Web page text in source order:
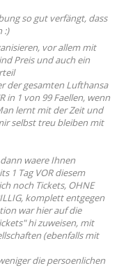
so gut verfängt, dass
:)
vor allem mit
Preis und auch ein
der gesamten Lufthansa
in 1 von 99 Faellen, wenn
lernt mit der Zeit und
selbst treu bleiben mit
waere Ihnen
1 Tag VOR diesem
noch Tickets, OHNE
komplett entgegen
war hier auf die
hi zuweisen, mit
(ebenfalls mit
die persoenlichen